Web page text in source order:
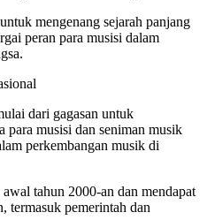
mengenang sejarah panjang
peran para musisi dalam
dari gagasan untuk
para musisi dan seniman musik
perkembangan musik di
tahun 2000-an dan mendapat
termasuk pemerintah dan